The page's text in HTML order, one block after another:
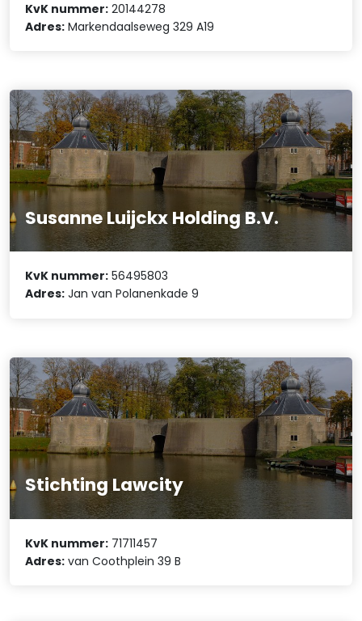
KvK nummer: 20144278
Adres: Markendaalseweg 329 A19
Susanne Luijckx Holding B.V.
KvK nummer: 56495803
Adres: Jan van Polanenkade 9
Stichting Lawcity
KvK nummer: 71711457
Adres: van Coothplein 39 B